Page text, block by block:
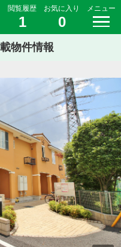
閲覧履歴
1
お気に入り
0
メニュー
物件情報